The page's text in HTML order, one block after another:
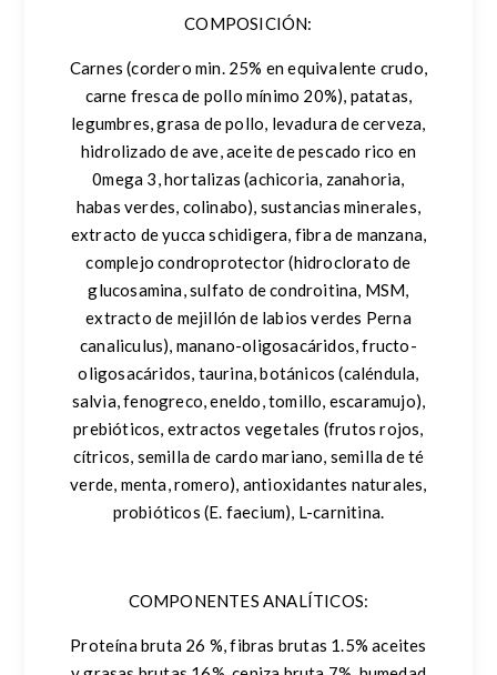
COMPOSICIÓN:
Carnes (cordero min. 25% en equivalente crudo,
carne fresca de pollo mínimo 20%), patatas,
legumbres, grasa de pollo, levadura de cerveza,
hidrolizado de ave, aceite de pescado rico en
0mega 3, hortalizas (achicoria, zanahoria,
habas verdes, colinabo), sustancias minerales,
extracto de yucca schidigera, fibra de manzana,
complejo condroprotector (hidroclorato de
glucosamina, sulfato de condroitina, MSM,
extracto de mejillón de labios verdes Perna
canaliculus), manano-oligosacáridos, fructo-
oligosacáridos, taurina, botánicos (caléndula,
salvia, fenogreco, eneldo, tomillo, escaramujo),
prebióticos, extractos vegetales (frutos rojos,
cítricos, semilla de cardo mariano, semilla de té
verde, menta, romero), antioxidantes naturales,
probióticos (E. faecium), L-carnitina.
COMPONENTES ANALÍTICOS:
Proteína bruta 26 %, fibras brutas 1.5% aceites